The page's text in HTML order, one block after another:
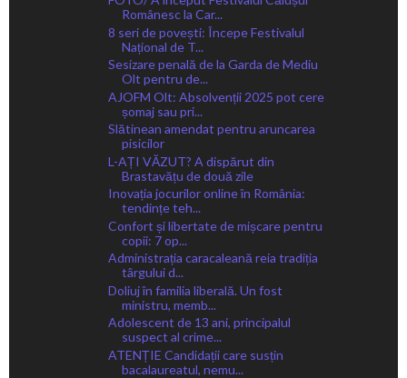
Românesc la Car...
8 seri de povești: Începe Festivalul
Național de T...
Sesizare penală de la Garda de Mediu
Olt pentru de...
AJOFM Olt: Absolvenții 2025 pot cere
șomaj sau pri...
Slătinean amendat pentru aruncarea
pisicilor
L-AȚI VĂZUT? A dispărut din
Brastavățu de două zile
Inovația jocurilor online în România:
tendințe teh...
Confort și libertate de mișcare pentru
copii: 7 op...
Administrația caracaleană reia tradiția
târgului d...
Doliuj în familia liberală. Un fost
ministru, memb...
Adolescent de 13 ani, principalul
suspect al crime...
ATENȚIE Candidații care susțin
bacalaureatul, nemu...